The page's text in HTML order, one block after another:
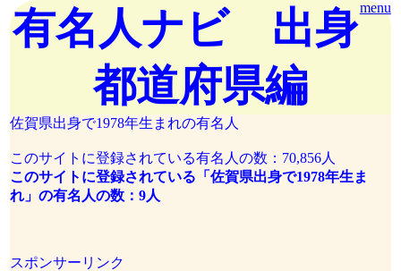
menu
有名人ナビ 出身
都道府県編
佐賀県出身で1978年生まれの有名人
このサイトに登録されている有名人の数：70,856人
このサイトに登録されている「佐賀県出身で1978年生ま
れ」の有名人の数：9人
スポンサーリンク